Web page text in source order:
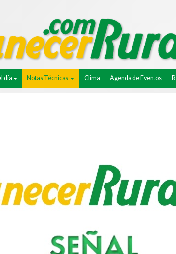
día Notas Técnicas Clima Agenda de Eventos
Entraron a su